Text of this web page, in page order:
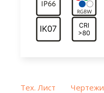
Тех. Лист Чертежи